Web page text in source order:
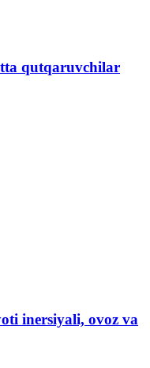
qutqaruvchilar
inersiyali, ovoz va